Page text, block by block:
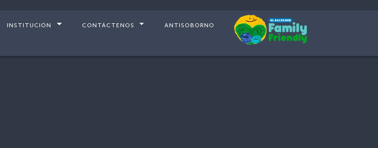
INSTITUCIÓN CONTÁCTENOS ANTISOBORNO